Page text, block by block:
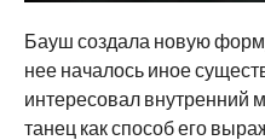
Бауш создала новую
нее началось иное
интересовал внутренний
танец как способ его